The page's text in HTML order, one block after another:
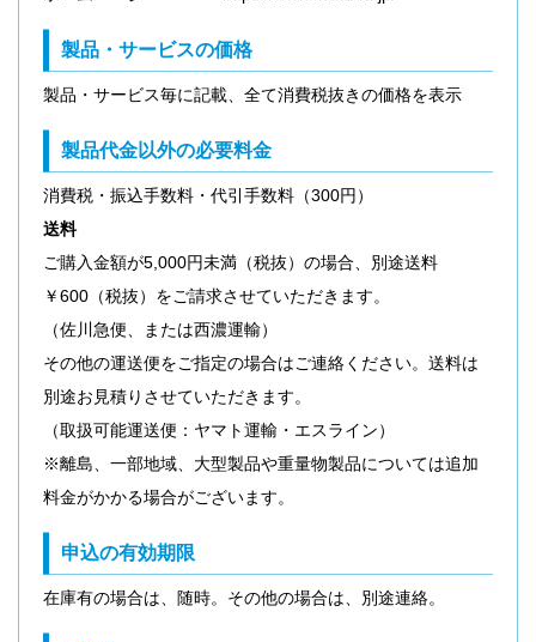
製品・サービスの価格
製品・サービス毎に記載、全て消費税抜きの価格を表示
製品代金以外の必要料金
消費税・振込手数料・代引手数料（300円）
送料
ご購入金額が5,000円未満（税抜）の場合、別途送料
￥600（税抜）をご請求させていただきます。
（佐川急便、または西濃運輸）
その他の運送便をご指定の場合はご連絡ください。送料は
別途お見積りさせていただきます。
（取扱可能運送便：ヤマト運輸・エスライン）
※離島、一部地域、大型製品や重量物製品については追加
料金がかかる場合がございます。
申込の有効期限
在庫有の場合は、随時。その他の場合は、別途連絡。